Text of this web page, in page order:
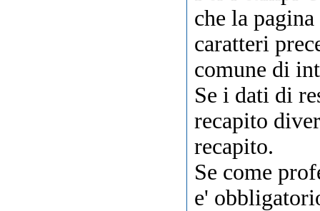
che la
caratteri
comune di
Se i dati di
recapito
recapito.
Se come
e'